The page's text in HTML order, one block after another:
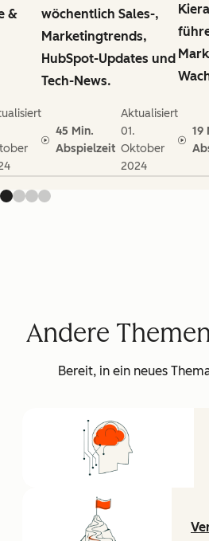
&
wöchentlich Sales-,
Marketingtrends,
HubSpot-Updates und
Tech-News.
45 Min.
Abspielzeit
Aktualisiert
01.
Oktober
2024
19
Andere
Bereit, in ein neues